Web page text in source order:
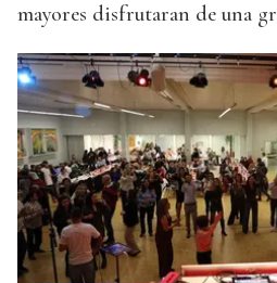
mayores disfrutaran de una